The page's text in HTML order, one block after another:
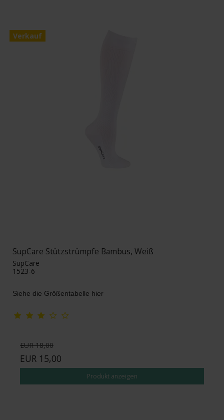
Verkauf
SupCare Stützstrümpfe Bambus, Weiß
SupCare
1523-6
Siehe die Größentabelle hier
EUR 18,00
EUR 15,00
Produkt anzeigen